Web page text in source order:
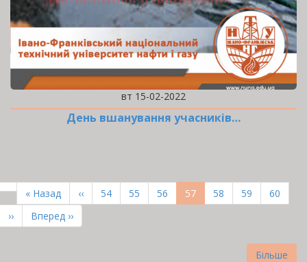
вт 15-02-2022
День вшанування учасників…
НА
СТОРІНКИ
Перша
сторінка
« Назад
Попередня
сторінка
‹‹ Page
54 Page
55 Page
56
Поточна
сторінка
57 Page
58 Page
59 Page
60
Наступна
сторінка
››
Остання
сторінка
Вперед ››
Більше